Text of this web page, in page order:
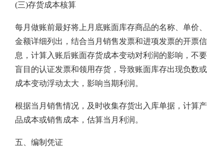
(三)存货成本核算
每月做账前最好将上月底账面库存商品的名称、单价、
金额详细列出，结合当月销售发票和进项发票的开票信
息，计算入账后账面存货成本变动对利润的影响，不要
盲目的认证发票和领用存货，导致账面库存出现负数或
成本变动浮动太大，影响当期利润。
根据当月销售情况，及时收集存货出入库单据，计算产
品成本或销售成本，估算当月利润。
五、编制凭证